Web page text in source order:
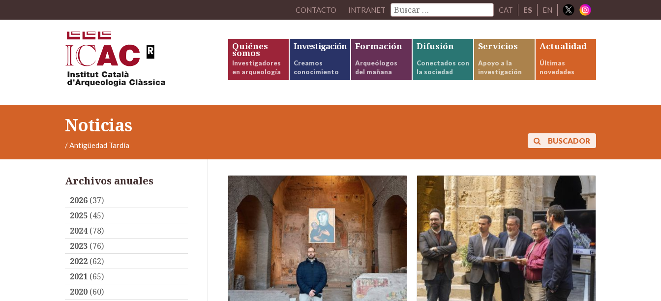
CONTACTO INTRANET CAT ES EN
Quiénes
somos
Investigadores
en arqueología
Investigación
Creamos
conocimiento
Formación
Arqueólogos
del mañana
Difusión
Conectados con
la sociedad
Servicios
Apoyo a la
investigación
Actualidad
Últimas
novedades
Noticias
/Antigüedad Tardía BUSCADOR
Archivos anuales
2026 (37)
2025 (45)
2024 (78)
2023 (76)
2022 (62)
2021 (65)
2020 (60)